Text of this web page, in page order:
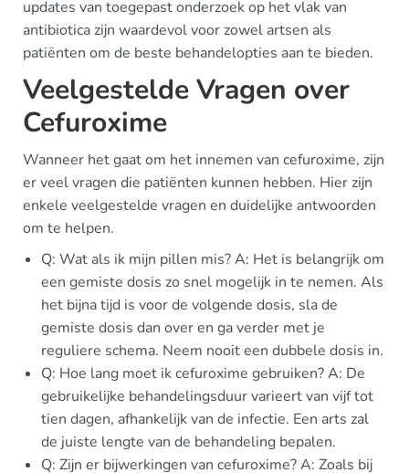
updates van toegepast onderzoek op het vlak van
antibiotica zijn waardevol voor zowel artsen als
patiënten om de beste behandelopties aan te bieden.
Veelgestelde Vragen over
Cefuroxime
Wanneer het gaat om het innemen van cefuroxime, zijn
er veel vragen die patiënten kunnen hebben. Hier zijn
enkele veelgestelde vragen en duidelijke antwoorden
om te helpen.
Q: Wat als ik mijn pillen mis? A: Het is belangrijk om
een gemiste dosis zo snel mogelijk in te nemen. Als
het bijna tijd is voor de volgende dosis, sla de
gemiste dosis dan over en ga verder met je
reguliere schema. Neem nooit een dubbele dosis in.
Q: Hoe lang moet ik cefuroxime gebruiken? A: De
gebruikelijke behandelingsduur varieert van vijf tot
tien dagen, afhankelijk van de infectie. Een arts zal
de juiste lengte van de behandeling bepalen.
Q: Zijn er bijwerkingen van cefuroxime? A: Zoals bij